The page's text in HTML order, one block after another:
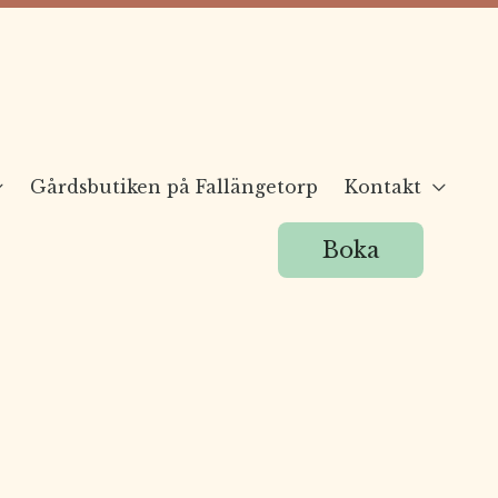
Gårdsbutiken på Fallängetorp Kontakt
Boka